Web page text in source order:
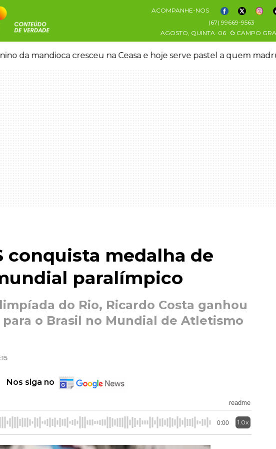
ACOMPANHE-NOS
(67) 99669-9563
AGOSTO, QUINTA 06 CAMPO
da mandioca cresceu na Ceasa e hoje serve pastel a quem
conquista medalha de
paralímpico
do Rio, Ricardo Costa ganhou
o Brasil no Mundial de Atletismo
Nos siga no
readme
0:00 1.0x